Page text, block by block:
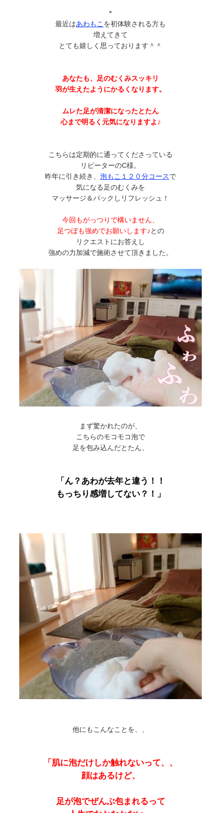
＊
最近はあわもこ を初体験される方も
増えてきて
とても嬉しく思っております＾＾
あなたも、足のむくみスッキリ
羽が生えたようにかるくなります。
ムレた足が清潔になったとたん
心まで明るく元気になりますよ♪
こちらは定期的に通ってくださっている
リピーターのC様。
昨年に引き続き、 泡もこ１２０分コースで
気になる足のむくみを
マッサージ＆パックしリフレッシュ！
今回もがっつりで構いません、
足つぼも強めでお願いします♪との
リクエストにお答えし
強めの力加減で施術させて頂きました。
まず驚かれたのが、
こちらのモコモコ泡で
足を包み込んだとたん、
「ん？あわが去年と違う！！
もっちり感増してない？！」
他にもこんなことを、、
「肌に泡だけしか触れないって、、
顔はあるけど、
足が泡でぜんぶ包まれるって